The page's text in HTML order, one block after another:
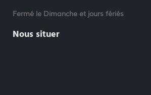
Fermé le Dimanche et jours fériés
Nous situer